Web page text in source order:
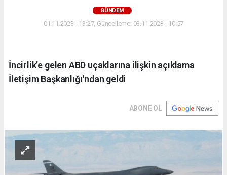
GÜNDEM
01.11.2023 - 13:27, Güncelleme: 03.11.2023 - 10:57
İncirlik’e gelen ABD uçaklarına ilişkin açıklama
İletişim Başkanlığı'ndan geldi
ABONE OL